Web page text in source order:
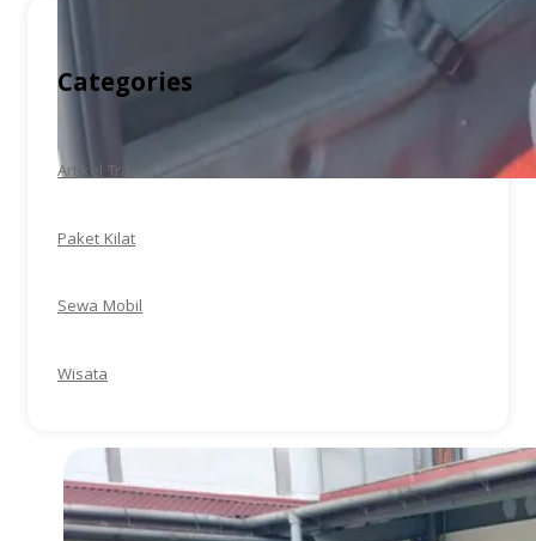
Categories
Artikel Travel
Paket Kilat
Sewa Mobil
Wisata